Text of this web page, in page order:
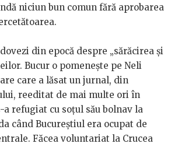
niciun bun comun fără aprobarea
din epocă despre „sărăcirea și
Bucur o pomenește pe Neli
care a lăsat un jurnal, din
reeditat de mai multe ori în
a refugiat cu soțul său bolnav la
când Bucureștiul era ocupat de
Făcea voluntariat la Crucea